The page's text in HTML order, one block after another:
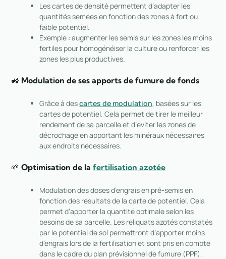
Les cartes de densité permettent d’adapter les
quantités semées en fonction des zones à fort ou
faible potentiel.
Exemple : augmenter les semis sur les zones les moins
fertiles pour homogénéiser la culture ou renforcer les
zones les plus productives.
🚜 Modulation de ses apports de fumure de fonds
Grâce à descartes de modulation, basées sur les
cartes de potentiel. Cela permet de tirer le meilleur
rendement de sa parcelle et d’éviter les zones de
décrochage en apportant les minéraux nécessaires
aux endroits nécessaires.
🌱Optimisation de lafertilisation azotée
Modulation des doses d’engrais en pré-semis en
fonction des résultats de la carte de potentiel. Cela
permet d’apporter la quantité optimale selon les
besoins de sa parcelle. Les reliquats azotés constatés
par le potentiel de sol permettront d’apporter moins
d’engrais lors de la fertilisation et sont pris en compte
dans le cadre du plan prévisionnel de fumure (PPF).